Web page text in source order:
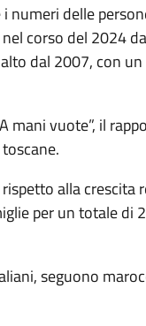
delle
corso del 2024
dal 2007, con
mani vuote”, il
alla crescita
per un totale di
seguono